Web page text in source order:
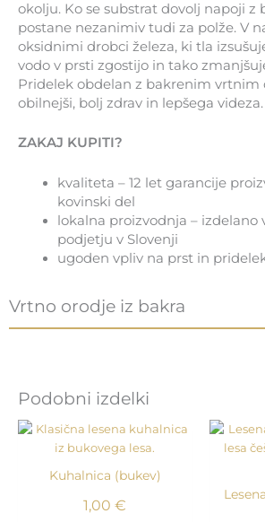
okolju. Ko se substrat dovolj napoji z
postane nezanimiv tudi za polže. V
oksidnimi drobci železa, ki tla
vodo v prsti zgostijo in tako
Pridelek obdelan z bakrenim vrtnim
obilnejši, bolj zdrav in lepšega videza.
ZAKAJ KUPITI?
kvaliteta – 12 let garancije
kovinski del
lokalna proizvodnja – izdelano
podjetju v Slovenji
ugoden vpliv na prst in
Vrtno orodje iz bakra
Podobni izdelki
Kuhalnica (bukev)
1,00 €